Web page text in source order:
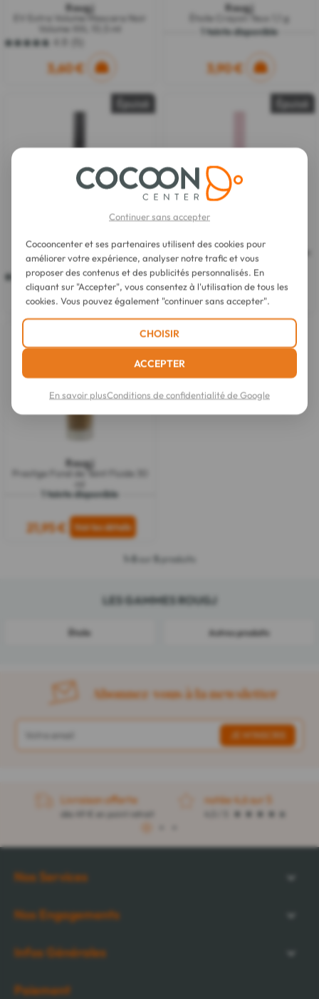
Rougj
EV Extra Volume Mascara Noir
4.8
3,60 €
Rougj
Étoile Crayon Yeux 1,1 g
1 teinte disponible
3,90 €
Épuisé
Rougj
Evadamo Mascara Noir Effet
Faux Cils 8 ml
4.0 (6)
4.0
étoiles.
3,16 €
Épuisé
Rougj
24h Black Mascara Longue Tenue
10 ml
5.0 (1)
5.0
sur
5
étoiles.
1
avis
4,94 €
Épuisé
Rougj
Prestige Fond de Teint Fluide 30
1 teinte disponible
21,95 €
produits
LES GAMMES ROUGJ
Étoile Autres produits
Abonnez-vous à la newsletter
Livraison offerte
dès 49 € en point retrait
notée 4,6 sur 5
1
Nos Services
Nos Engagements
Infos Générales
Paiement
Continuer sans accepter
Cocooncenter et ses partenaires utilisent des cookies pour
améliorer votre expérience, analyser notre trafic et vous
proposer des contenus et des publicités personnalisés. En
cliquant sur "Accepter", vous consentez à l'utilisation de tous les
cookies. Vous pouvez également "continuer sans accepter".
CHOISIR
ACCEPTER
En savoir plusConditions de confidentialité de Google